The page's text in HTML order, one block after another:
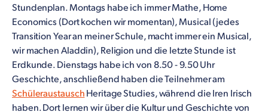
Stundenplan. Montags habe ich immer Mathe, Home
Economics (Dort kochen wir momentan), Musical (jedes
Transition Year an meiner Schule, macht immer ein Musical,
wir machen Aladdin), Religion und die letzte Stunde ist
Erdkunde. Dienstags habe ich von 8.50 - 9.50 Uhr
Geschichte, anschließend haben die Teilnehmer am
Schüleraustausch Heritage Studies, während die Iren Irisch
haben. Dort lernen wir über die Kultur und Geschichte von